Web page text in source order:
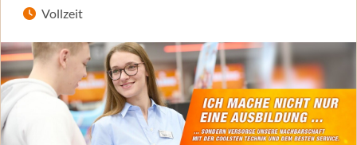
Vollzeit